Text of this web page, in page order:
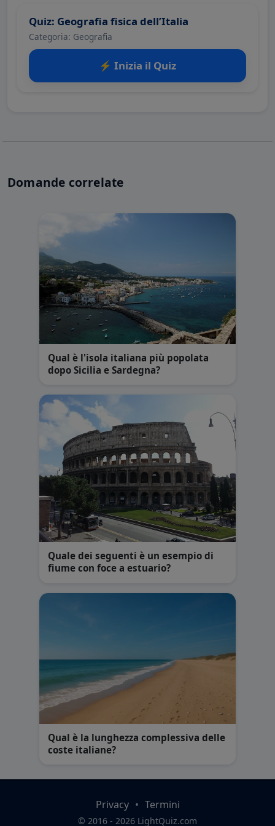
Quiz: Geografia fisica dell’Italia
Categoria: Geografia
⚡ Inizia il Quiz
Domande correlate
Qual è l'isola italiana più popolata
dopo Sicilia e Sardegna?
Quale dei seguenti è un esempio di
fiume con foce a estuario?
Qual è la lunghezza complessiva delle
coste italiane?
Privacy • Termini
© 2016 - 2026 LightQuiz.com